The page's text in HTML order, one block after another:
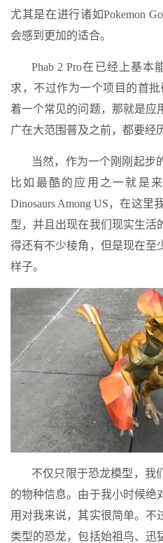
尤其是在进行诸如Pokemon
会感到更加的适合。
Phab 2 Pro在已经上基本
求，不过作为一个项目的首批
着一个常见的问题，那就是应
广在大范围普及之前，都要经
当然，作为一个刚刚起步
比如最酷的应用之一就是
Dinosaurs Among US，在这
型，并且出现在我们现实生活
得还有不少棱角，但是现在至
样子。
不仅只限于恐龙模型，我
的物种信息。由于我小时候绝
用对我来说，其实很简单。不
类型的恐龙，包括始祖鸟、迅